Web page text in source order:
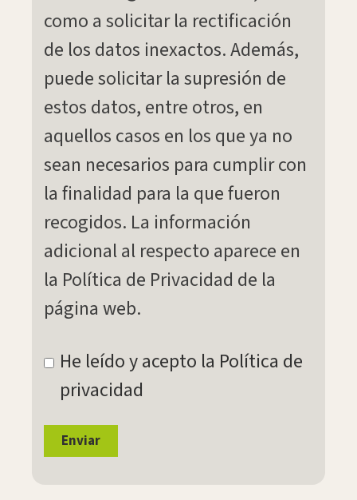
como a solicitar la rectificación
de los datos inexactos. Además,
puede solicitar la supresión de
estos datos, entre otros, en
aquellos casos en los que ya no
sean necesarios para cumplir con
la finalidad para la que fueron
recogidos. La información
adicional al respecto aparece en
la Política de Privacidad de la
página web.
He leído y acepto la Política de
privacidad
Enviar